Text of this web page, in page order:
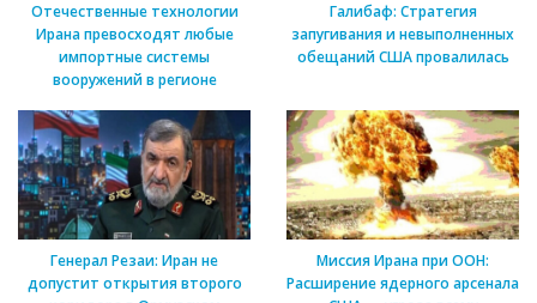
Отечественные технологии
Ирана превосходят любые
импортные системы
вооружений в регионе
Галибаф: Стратегия
запугивания и невыполненных
обещаний США провалилась
Генерал Резаи: Иран не
допустит открытия второго
Миссия Ирана при ООН:
Расширение ядерного арсенала